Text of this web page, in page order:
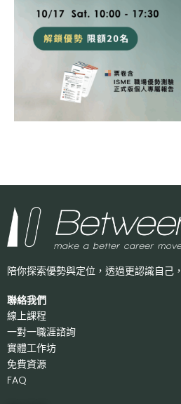
陪你探索優勢與定位，透過更認識自己，
聯絡我們
線上課程
一對一職涯諮詢
實體工作坊
免費資源
FAQ